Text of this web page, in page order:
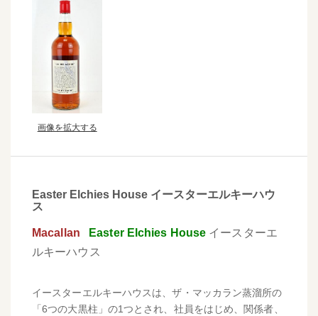
画像を拡大する
Easter Elchies House イースターエルキーハウ
ス
Macallan Easter Elchies House イースターエ
ルキーハウス
イースターエルキーハウスは、ザ・マッカラン蒸溜所の
「6つの大黒柱」の1つとされ、社員をはじめ、関係者、